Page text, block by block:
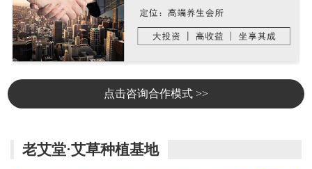
点击咨询合作模式 >>
老艾堂·艾草种植基地